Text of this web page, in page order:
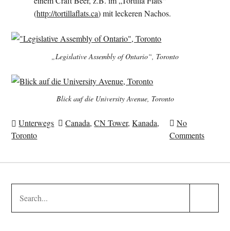
(http://tortillaflats.ca) mit leckeren Nachos.
„Legislative Assembly of Ontario“, Toronto
Blick auf die University Avenue, Toronto
Unterwegs Canada,CN Tower,Kanada,
Toronto
No
Comments
Search
for:
Submit